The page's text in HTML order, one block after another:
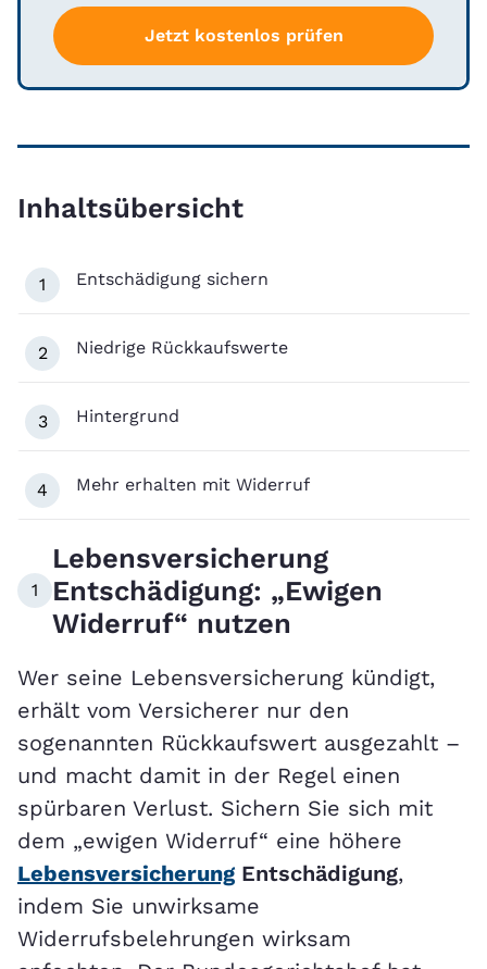
Jetzt kostenlos prüfen
Inhaltsübersicht
1 Entschädigung sichern
2 Niedrige Rückkaufswerte
3 Hintergrund
4 Mehr erhalten mit Widerruf
1
Lebensversicherung
Entschädigung: „Ewigen
Widerruf“ nutzen
Wer seine Lebensversicherung kündigt,
erhält vom Versicherer nur den
sogenannten Rückkaufswert ausgezahlt –
und macht damit in der Regel einen
spürbaren Verlust. Sichern Sie sich mit
dem „ewigen Widerruf“ eine höhere
Lebensversicherung Entschädigung,
indem Sie unwirksame
Widerrufsbelehrungen wirksam